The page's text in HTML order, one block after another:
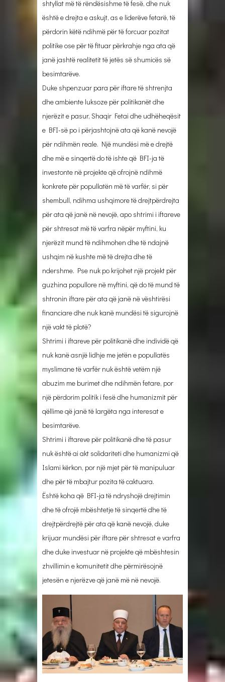
shtyllat më të rëndësishme të fesë, dhe nuk
është e drejta e askujt, as e liderëve fetarë, të
përdorin këtë ndihmë për të forcuar pozitat
politike ose për të fituar përkrahje nga ata që
janë jashtë realitetit të jetës së shumicës së
besimtarëve.
Duke shpenzuar para për iftare të shtrenjta
dhe ambiente luksoze për politikanët dhe
njerëzit e pasur, Shaqir Fetai dhe udhëheqësit
e BFI-së po i përjashtojnë ata që kanë nevojë
për ndihmën reale. Një mundësi më e drejtë
dhe më e sinqertë do të ishte që BFI-ja të
investonte në projekte që ofrojnë ndihmë
konkrete për popullatën më të varfër, si për
shembull, ndihma ushqimore të drejtpërdrejta
për ata që janë në nevojë, apo shtrimi i iftareve
për shtresat më të varfra nëpër myftini, ku
njerëzit mund të ndihmohen dhe të ndajnë
ushqim në kushte më të drejta dhe të
ndershme. Pse nuk po krijohet një projekt për
guzhina popullore në myftini, që do të mund të
shtronin iftare për ata që janë në vështirësi
financiare dhe nuk kanë mundësi të sigurojnë
një vakt të plotë?
Shtrimi i iftareve për politikanë dhe individë që
nuk kanë asnjë lidhje me jetën e popullatës
myslimane të varfër nuk është vetëm një
abuzim me burimet dhe ndihmën fetare, por
një përdorim politik i fesë dhe humanizmit për
qëllime që janë të largëta nga interesat e
besimtarëve.
Shtrimi i iftareve për politikanë dhe të pasur
nuk është ai akt solidariteti dhe humanizmi që
Islami kërkon, por një mjet për të manipuluar
dhe për të mbajtur pozita të caktuara.
Është koha që BFI-ja të ndryshojë drejtimin
dhe të ofrojë mbështetje të sinqertë dhe të
drejtpërdrejtë për ata që kanë nevojë, duke
krijuar mundësi për iftare për shtresat e varfra
dhe duke investuar në projekte që mbështesin
zhvillimin e komunitetit dhe përmirësojnë
jetesën e njerëzve që janë më në nevojë.